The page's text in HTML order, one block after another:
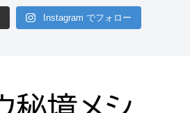
Instagram でフォロー